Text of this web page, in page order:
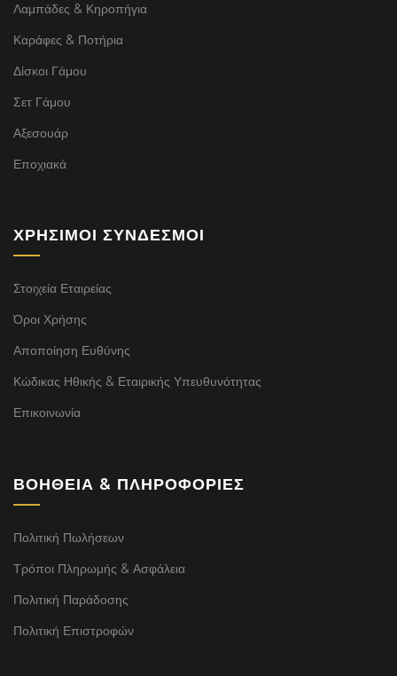
Λαμπάδες & Κηροπήγια
Καράφες & Ποτήρια
Δίσκοι Γάμου
Σετ Γάμου
Αξεσουάρ
Εποχιακά
ΧΡΉΣΙΜΟΙ ΣΎΝΔΕΣΜΟΙ
Στοιχεία Εταιρείας
Όροι Χρήσης
Αποποίηση Ευθύνης
Κώδικας Ηθικής & Εταιρικής Υπευθυνότητας
Επικοινωνία
ΒΟΉΘΕΙΑ & ΠΛΗΡΟΦΟΡΊΕΣ
Πολιτική Πωλήσεων
Τρόποι Πληρωμής & Ασφάλεια
Πολιτική Παράδοσης
Πολιτική Επιστροφών